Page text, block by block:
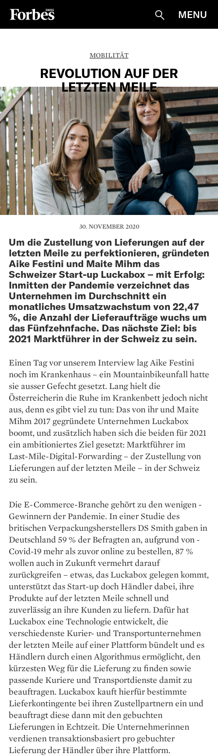
Suche
MENU
MOBILITÄT
REVOLUTION AUF DER
LETZTEN MEILE
30. NOVEMBER 2020
Um die Zustellung von Lieferungen auf der
letzten Meile zu perfektionieren, gründeten
Aike Festini und Maite Mihm das
Schweizer Start-up Luckabox – mit Erfolg:
Inmitten der Pandemie verzeichnet das
Unternehmen im Durchschnitt ein
monatliches Umsatzwachstum von 22,47
%, die Anzahl der Lieferaufträge wuchs um
das Fünfzehnfache. Das nächste Ziel: bis
2021 Marktführer in der Schweiz zu sein.
Einen Tag vor unserem In­terview lag Aike Festini
noch im Krankenhaus – ein Mountainbikeunfall hatte
sie ausser Gefecht gesetzt. Lang hielt die
Österreicherin die Ruhe im Krankenbett jedoch nicht
aus, denn es gibt viel zu tun: Das von ihr und Maite
Mihm 2017 gegründete Unternehmen Luckabox
boomt, und zusätzlich haben sich die beiden für 2021
ein ambitioniertes Ziel gesetzt: Marktführer im
Last-­Mile-Digital-Forwarding – der Zustellung von
Lieferungen auf der letzten Meile – in der Schweiz
zu sein.
Die E-Commerce-­Branche ­gehört zu den wenigen ­
Gewinnern der Pandemie. In einer Studie des
britischen ­Verpackungsherstellers DS Smith gaben in
Deutschland 59 % der Befragten an, aufgrund von ­
Covid-19 mehr als zuvor online zu bestellen, 87 %
wollen auch in Zukunft vermehrt darauf
zurückgreifen – etwas, das Luckabox gelegen kommt,
unterstützt das Start-up doch Händler dabei, ihre
Produkte auf der letzten Meile schnell und
zuverlässig an ihre Kunden zu liefern. Dafür hat
Luckabox eine Technologie entwickelt, die
verschiedenste Kurier- und Transportunternehmen
der letzten Meile auf einer Plattform bündelt und es
Händlern durch ­einen Algorithmus ermöglicht, den
kürzesten Weg für die Lieferung zu finden sowie
passende Kuriere und Transportdienste damit zu
beauftragen. Luckabox kauft hierfür bestimmte
Lieferkontingente bei ihren Zustellpartnern ein und
beauftragt diese dann mit den gebuchten
Lieferungen in Echtzeit. Die Unternehmerinnen
verdienen transaktionsbasiert pro gebuchter
Lieferung der Händler über ihre Plattform.